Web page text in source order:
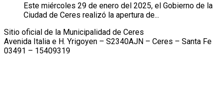
Este miércoles 29 de enero del 2025, el Gobierno de la
Ciudad de Ceres realizó la apertura de...
Sitio oficial de la Municipalidad de Ceres
Avenida Italia e H. Yrigoyen – S2340AJN – Ceres – Santa Fe
03491 – 15409319